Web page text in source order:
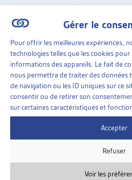
Gérer le
Pour offrir les meilleures expériences,
technologies telles que les cookies
informations des appareils. Le fait de
nous permettra de traiter des données
de navigation ou les ID uniques sur ce
consentir ou de retirer son
sur certaines caractéristiques et
Accepter
Refuser
Voir les
finalement renvoyé au
demandant de réduire le projet à
réduction des rentes LAA à
présentées dans le document
> Entrée en vigueur le 01.01.17 :
2016
SUR LE MÊME THÈME…